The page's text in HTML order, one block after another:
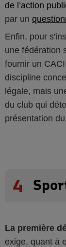
de l’action
par un
Enfin, pour
une fédération
fournir un
discipline
légale, mais
du club qui
présentation
4
La première
exige, quant à